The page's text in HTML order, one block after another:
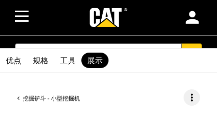
person
SEARCH
挖掘铲斗 - 小型挖掘机 more_vert
优点 规格 工具 展示